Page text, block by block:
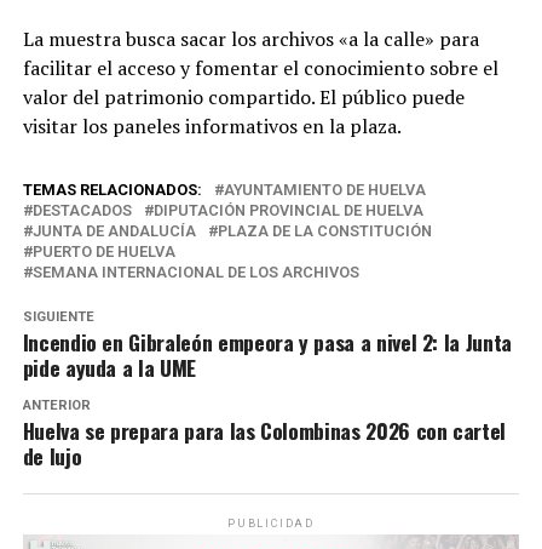
La muestra busca sacar los archivos «a la calle» para
facilitar el acceso y fomentar el conocimiento sobre el
valor del patrimonio compartido.El público puede
visitar los paneles informativos en la plaza.
TEMAS RELACIONADOS:
AYUNTAMIENTO DE HUELVA
DESTACADOS
DIPUTACIÓN PROVINCIAL DE HUELVA
JUNTA DE ANDALUCÍA
PLAZA DE LA CONSTITUCIÓN
PUERTO DE HUELVA
SEMANA INTERNACIONAL DE LOS ARCHIVOS
SIGUIENTE
Incendio en Gibraleón empeora y pasa a nivel 2: la Junta
pide ayuda a la UME
ANTERIOR
Huelva se prepara para las Colombinas 2026 con cartel
de lujo
PUBLICIDAD